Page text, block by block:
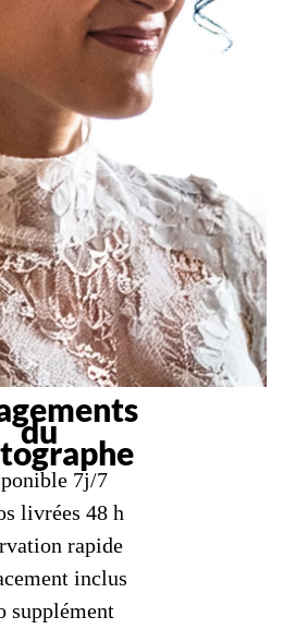
du
7j/7
livrées 48 h
rapide
inclus
supplément